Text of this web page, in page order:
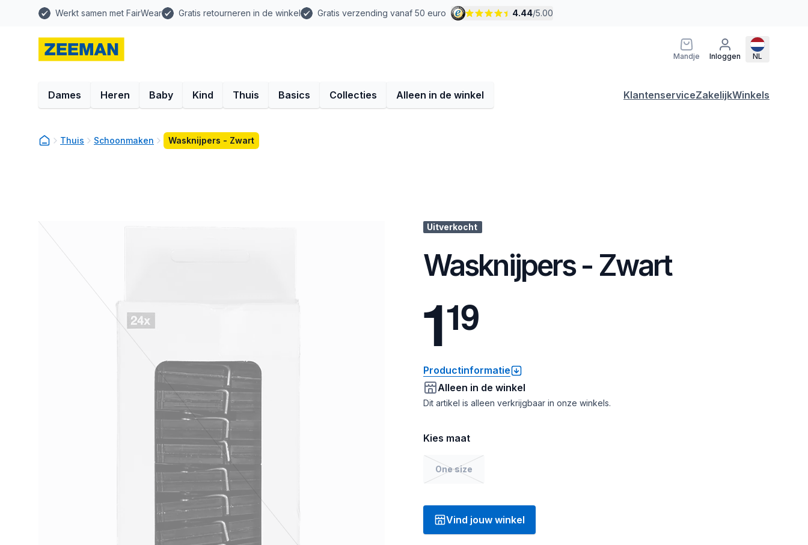
Werkt samen met FairWear Gratis retourneren in de winkel Gratis verzending vanaf 50 euro 4.44/5.00
Mandje Inloggen NL
Dames Heren Baby Kind Thuis Basics Collecties Alleen in de winkel KlantenserviceZakelijkWinkels
Thuis Schoonmaken Wasknijpers - Zwart
Uitverkocht
Wasknijpers - Zwart
119
Productinformatie
Alleen in de winkel
Dit artikel is alleen verkrijgbaar in onze winkels.
Kies maat
One size
Vind jouw winkel